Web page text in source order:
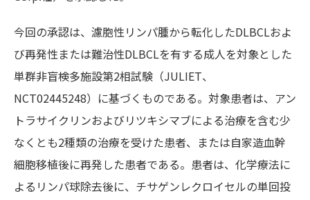
今回の承認は、濾胞性リンパ腫から転化したDLBCLおよ
び再発性または難治性DLBCLを有する成人を対象とした
単群非盲検多施設第2相試験（JULIET、
NCT02445248）に基づくものである。対象患者は、アン
トラサイクリンおよびリツキシマブによる治療を含む少
なくとも2種類の治療を受けた患者、または自家造血幹
細胞移植後に再発した患者である。患者は、化学療法に
よるリンパ球除去後に、チサゲンレクロイセルの単回投